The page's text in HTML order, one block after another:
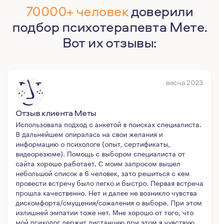
70000+ человекдоверили
подбор психотерапевта Мете.
Вот их отзывы:
весна 2023
Отзыв клиента Меты
Использовала подход с анкетой в поисках специалиста.
В дальнейшем опиралась на свои желания и
информацию о психологе (опыт, сертификаты,
видеорезюме). Помощь с выбором специалиста от
сайта хорошо работает. С моим запросом вышел
небольшой список в 6 человек, зато решиться с кем
провести встречу было легко и быстро. Первая встреча
прошла качественно. Нет и далее не возникло чувства
дискомфорта/смущения/сожаления о выборе. При этом
излишней эмпатии тоже нет. Мне хорошо от того, что
мой психолог держит дистанцию при этом я чувствую